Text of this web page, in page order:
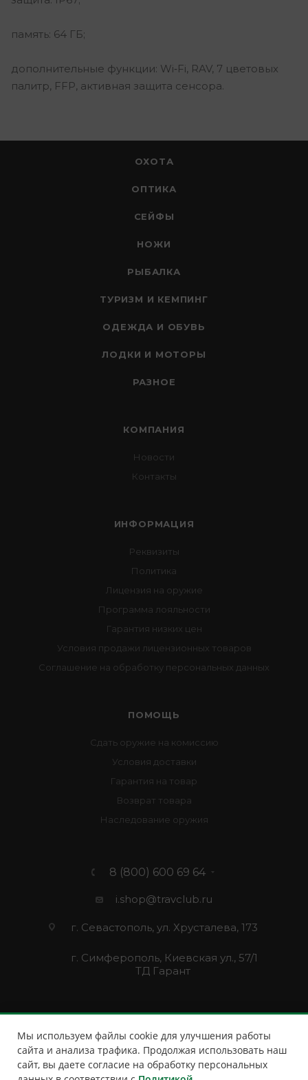
память: 64 ГБ;
дополнительные функции: Wi‑Fi, RAV, 7 цветовых
палитр, FFP, активная защита сенсора.
ОХОТА
ОПТИКА
СЕЙФЫ
НОЖИ
РЫБАЛКА
ТУРИЗМ И КЕМПИНГ
ОДЕЖДА И ОБУВЬ
ЛОДКИ И МОТОРЫ
РАЗНОЕ
КОМПАНИЯ
Новости
Контакты
ИНФОРМАЦИЯ
Реквизиты
Политика
Лицензия на оружие
Программа лояльности
Гарантия низких цен
Условия продажи лицензионных товаров
Соглашение на обработку персональных данных
ПОМОЩЬ
Сдать оружие на комиссию
Условия доставки
Гарантия на товар
Возврат товара
Наследование оружия
8 (800) 600 69 64
i.shop@travclub.ru
г. Севастополь, ул. Хрусталева, 173
г. Симферополь, Киевская ул., 57/1
ТД Гарант
Мы используем файлы cookie для улучшения работы
сайта и анализа трафика. Продолжая использовать наш
сайт, вы даете согласие на обработку персональных